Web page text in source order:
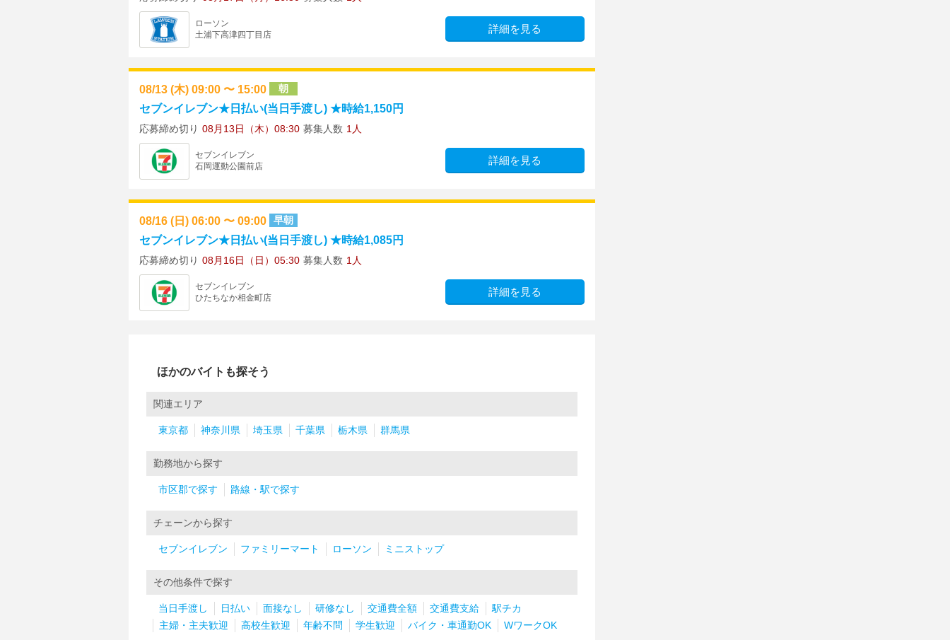
ローソン
土浦下高津四丁目店
詳細を見る
08/13 (木) 09:00 〜 15:00 朝
セブンイレブン★日払い(当日手渡し) ★時給1,150円
応募締め切り 08月13日（木）08:30 募集人数 1人
セブンイレブン
石岡運動公園前店
詳細を見る
08/16 (日) 06:00 〜 09:00 早朝
セブンイレブン★日払い(当日手渡し) ★時給1,085円
応募締め切り 08月16日（日）05:30 募集人数 1人
セブンイレブン
ひたちなか相金町店
詳細を見る
ほかのバイトも探そう
関連エリア
東京都 神奈川県 埼玉県 千葉県 栃木県 群馬県
勤務地から探す
市区郡で探す 路線・駅で探す
チェーンから探す
セブンイレブン ファミリーマート ローソン ミニストップ
その他条件で探す
当日手渡し 日払い 面接なし 研修なし 交通費全額 交通費支給
駅チカ
主婦・主夫歓迎
高校生歓迎 年齢不問 学生歓迎 バイク・車通勤OK WワークOK